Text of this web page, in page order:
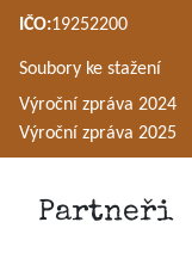
IČO:19252200
Soubory ke stažení
Výroční zpráva 2024
Výroční zpráva 2025
Partneři